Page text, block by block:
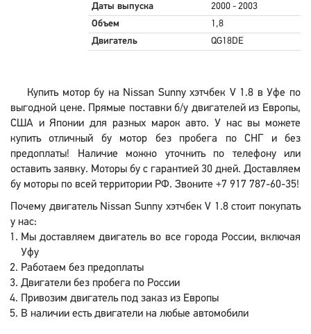
Даты выпуска
2000 - 2003
Объем
1,8
Двигатель
QG18DE
Купить мотор бу на Nissan Sunny хэтчбек V 1.8 в Уфе по
выгодной цене. Прямые поставки б/у двигателей из Европы,
США и Японии для разных марок авто. У нас вы можете
купить отличный бу мотор без пробега по СНГ и без
предоплаты! Наличие можно уточнить по телефону или
оставить заявку. Моторы бу с гарантией 30 дней. Доставляем
бу моторы по всей территории РФ. Звоните +7 917 787-60-35!
Почему двигатель Nissan Sunny хэтчбек V 1.8 стоит покупать
у нас:
Мы доставляем двигатель во все города России, включая
Уфу
Работаем без предоплаты
Двигатели без пробега по России
Привозим двигатель под заказ из Европы
В наличии есть двигатели на любые автомобили